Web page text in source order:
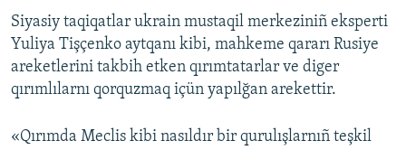
Siyasiy taqiqatlar ukrain mustaqil merkeziniñ eksperti
Yuliya Tişçenko aytqanı kibi, mahkeme qararı Rusiye
areketlerini takbih etken qırımtatarlar ve diger
qırımlılarnı qorquzmaq içün yapılğan arekettir.
«Qırımda Meclis kibi nasıldır bir qurulışlarnıñ teşkil